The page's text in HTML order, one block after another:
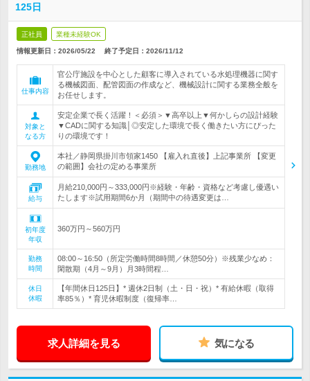
125日
正社員 業種未経験OK
情報更新日：2026/05/22 終了予定日： 2026/11/12
仕事内容
官公庁施設を中心とした顧客に導入されている水処理機器に関す
る機械図面、配管図面の作成など、機械設計に関する業務全般を
お任せします。
対象と
なる方
安定企業で長く活躍！＜必須＞▼高卒以上▼何かしらの設計経験
▼CADに関する知識│◎安定した環境で長く働きたい方にぴった
りの環境です！
勤務地
本社／静岡県掛川市領家1450 【雇入れ直後】上記事業所 【変更
の範囲】会社の定める事業所
給与
月給210,000円～333,000円※経験・年齢・資格など考慮し優遇い
たします※試用期間6か月（期間中の待遇変更は…
初年度
年収
360万円～560万円
勤務
時間
08:00～16:50（所定労働時間8時間／休憩50分）※残業少なめ：
閑散期（4月～9月）月3時間程…
休日
休暇
【年間休日125日】* 週休2日制（土・日・祝）* 有給休暇（取得
率85％）* 育児休暇制度（復帰率…
求人詳細を見る 気になる